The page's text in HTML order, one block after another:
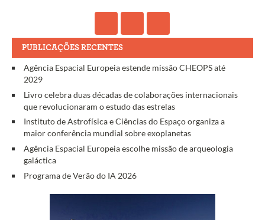
PUBLICAÇÕES RECENTES
Agência Espacial Europeia estende missão CHEOPS até
2029
Livro celebra duas décadas de colaborações internacionais
que revolucionaram o estudo das estrelas
Instituto de Astrofísica e Ciências do Espaço organiza a
maior conferência mundial sobre exoplanetas
Agência Espacial Europeia escolhe missão de arqueologia
galáctica
Programa de Verão do IA 2026